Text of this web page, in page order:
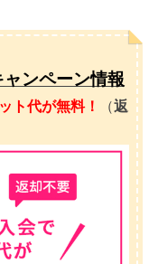
ンペーン情報
ト代が無料！ （返